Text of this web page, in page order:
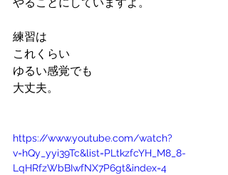
練習は
これくらい
ゆるい感覚でも
大丈夫。
https://www.youtube.com/watch?
v=hQy_yyi39Tc&list=PLtkzfcYH_M8_8-
LqHRfzWbBIwfNX7P6gt&index=4